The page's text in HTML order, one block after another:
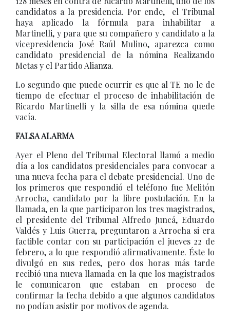
candidatos a la presidencia. Por ende, el Tribunal
haya aplicado la fórmula para inhabilitar a
Martinelli, y para que su compañero y candidato a la
vicepresidencia José Raúl Mulino, aparezca como
candidato presidencial de la nómina Realizando
Metas y el Partido Alianza.
Lo segundo que puede ocurrir es que al TE no le de
tiempo de efectuar el proceso de inhabilitación de
Ricardo Martinelli y la silla de esa nómina quede
vacía.
FALSA ALARMA
Ayer el Pleno del Tribunal Electoral llamó a medio
día a los candidatos presidenciales para convocar a
una nueva fecha para el debate presidencial. Uno de
los primeros que respondió el teléfono fue Melitón
Arrocha, candidato por la libre postulación. En la
llamada, en la que participaron los tres magistrados,
el presidente del Tribunal Alfredo Juncá, Eduardo
Valdés y Luis Guerra, preguntaron a Arrocha si era
factible contar con su participación el jueves 22 de
febrero, a lo que respondió afirmativamente. Éste lo
divulgó en sus redes, pero dos horas más tarde
recibió una nueva llamada en la que los magistrados
le comunicaron que estaban en proceso de
confirmar la fecha debido a que algunos candidatos
no podían asistir por motivos de agenda.